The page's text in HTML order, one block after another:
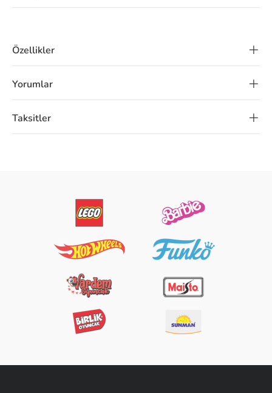
Özellikler
Yorumlar
Taksitler